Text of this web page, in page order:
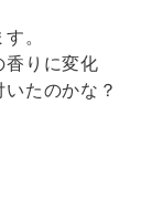
。
香りに変化
たのかな？